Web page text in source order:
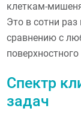
клеткам-
Это в сотни
сравнению с
Спектр
задач